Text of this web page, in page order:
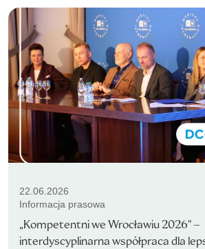
22.06.2026
Informacja prasowa
„Kompetentni we Wrocławiu 2026” –
interdyscyplinarna współpraca dla